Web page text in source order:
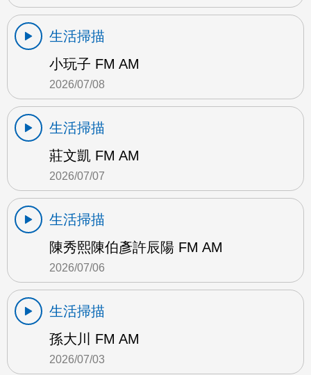
生活掃描
小玩子 FM AM
2026/07/08
生活掃描
莊文凱 FM AM
2026/07/07
生活掃描
陳秀熙陳伯彥許辰陽 FM AM
2026/07/06
生活掃描
孫大川 FM AM
2026/07/03